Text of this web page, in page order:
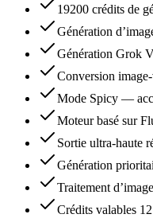
19200 crédits de
Génération
Génération Grok
Conversion
Mode Spicy —
Moteur basé sur
Sortie ultra-haute
Génération
Traitement
Crédits valables